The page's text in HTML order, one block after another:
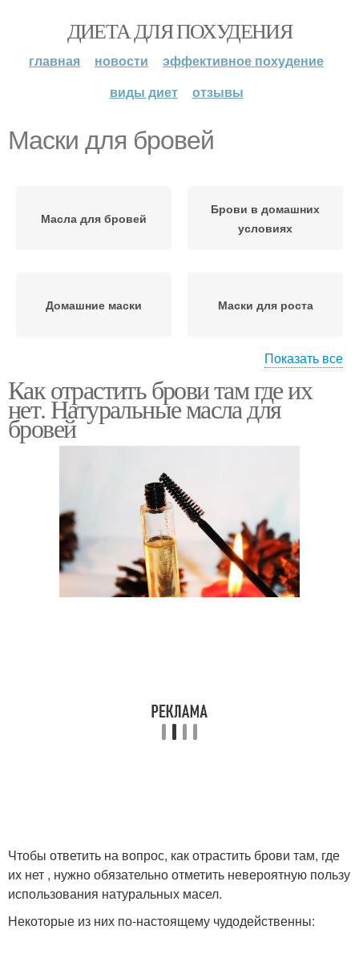
ДИЕТА ДЛЯ ПОХУДЕНИЯ
главная новости
эффективное похудение
виды диет
отзывы
Маски для бровей
Масла для бровей
Брови в домашних
условиях
Домашние маски Маски для роста
Тонкие брови Широкие брови
Показать все
Как отрастить брови там где их
нет. Натуральные масла для
бровей
Чтобы ответить на вопрос, как отрастить брови там, где
их нет , нужно обязательно отметить невероятную пользу
использования натуральных масел.
Некоторые из них по-настоящему чудодейственны: